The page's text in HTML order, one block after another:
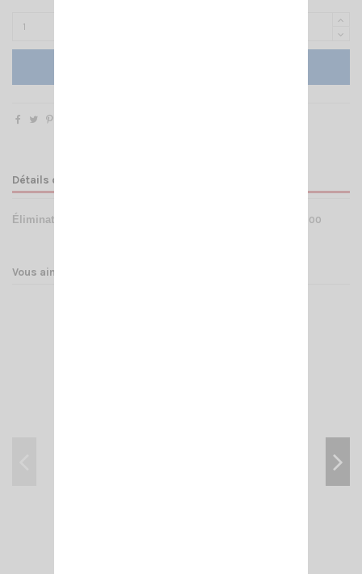
Détails du produit
Éliminateur de batterie pour alimenter le talky walky FP 00
Vous aimerez aussi